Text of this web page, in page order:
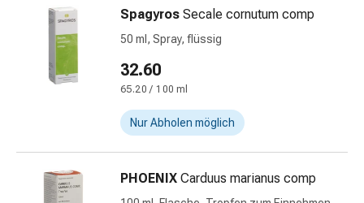
(Xerostomie)
Aphten
Mundentzündungen
Medikamente
Kopfläuse
Spagyros Secale cornutum comp
50 ml, Spray, flüssig
32.60
65.20 / 100 ml
Nur Abholen möglich
PHOENIX Carduus marianus comp